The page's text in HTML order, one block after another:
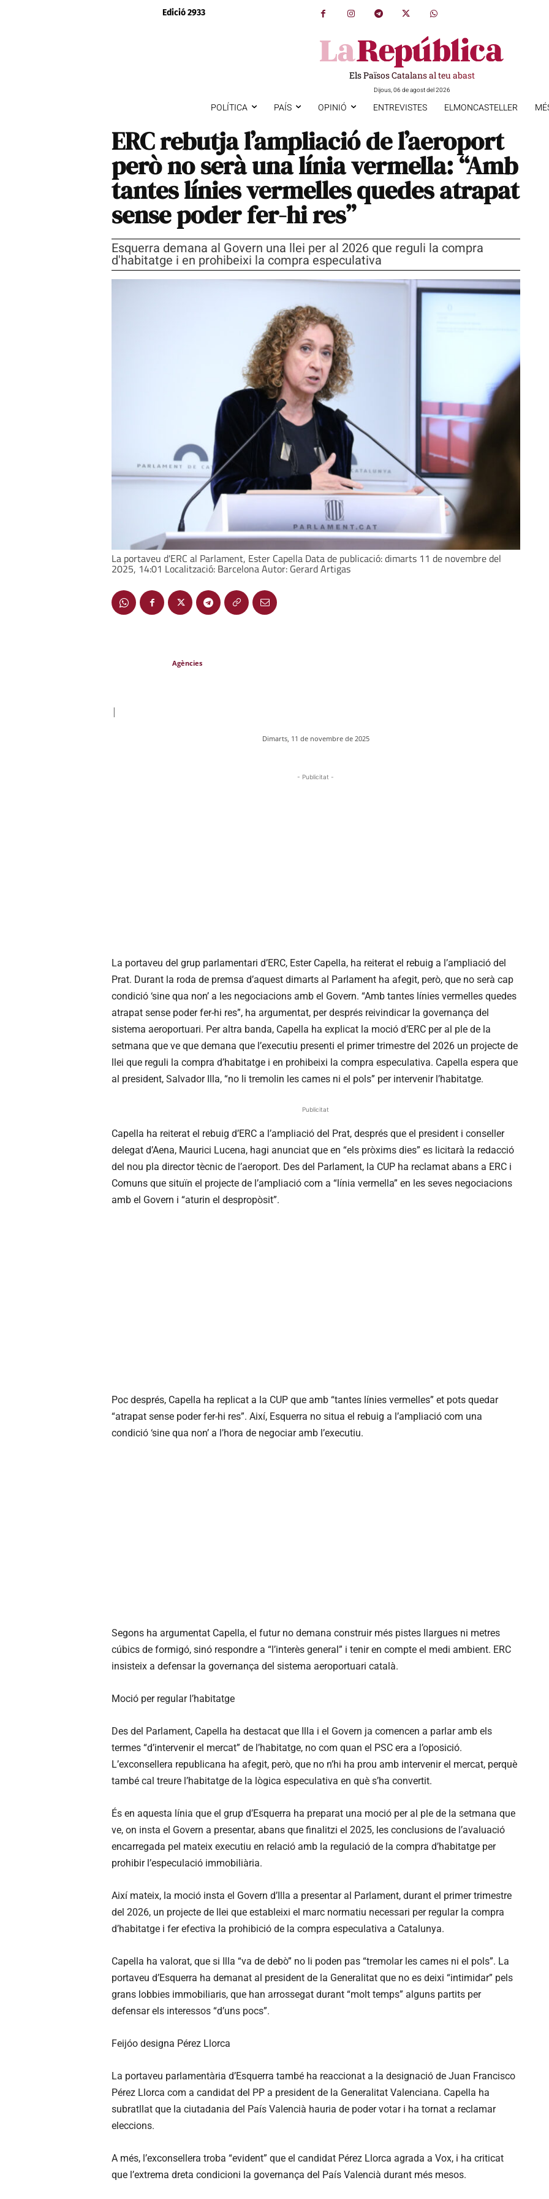
Edició 2933
Els Països Catalans al teu abast
Dijous, 06 de agost del 2026
POLÍTICA PAÍS OPINIÓ ENTREVISTES ELMONCASTELLER
ERC rebutja l’ampliació de l’aeroport
però no serà una línia vermella: “Amb
tantes línies vermelles quedes atrapat
sense poder fer-hi res”
Esquerra demana al Govern una llei per al 2026 que reguli la compra
d'habitatge i en prohibeixi la compra especulativa
La portaveu d'ERC al Parlament, Ester Capella Data de publicació: dimarts 11 de novembre del
2025, 14:01 Localització: Barcelona Autor: Gerard Artigas
Agències
|
Dimarts, 11 de novembre de 2025
- Publicitat -
La portaveu del grup parlamentari d’ERC, Ester Capella, ha reiterat el rebuig a l’ampliació del
Prat. Durant la roda de premsa d’aquest dimarts al Parlament ha afegit, però, que no serà cap
condició ‘sine qua non’ a les negociacions amb el Govern. “Amb tantes línies vermelles quedes
atrapat sense poder fer-hi res”, ha argumentat, per després reivindicar la governança del
sistema aeroportuari. Per altra banda, Capella ha explicat la moció d’ERC per al ple de la
setmana que ve que demana que l’executiu presenti el primer trimestre del 2026 un projecte de
llei que reguli la compra d’habitatge i en prohibeixi la compra especulativa. Capella espera que
al president, Salvador Illa, “no li tremolin les cames ni el pols” per intervenir l’habitatge.
Publicitat
Capella ha reiterat el rebuig d’ERC a l’ampliació del Prat, després que el president i conseller
delegat d’Aena, Maurici Lucena, hagi anunciat que en “els pròxims dies” es licitarà la redacció
del nou pla director tècnic de l’aeroport. Des del Parlament, la CUP ha reclamat abans a ERC i
Comuns que situïn el projecte de l’ampliació com a “línia vermella” en les seves negociacions
amb el Govern i “aturin el despropòsit”.
Poc després, Capella ha replicat a la CUP que amb “tantes línies vermelles” et pots quedar
“atrapat sense poder fer-hi res”. Així, Esquerra no situa el rebuig a l’ampliació com una
condició ‘sine qua non’ a l’hora de negociar amb l’executiu.
Segons ha argumentat Capella, el futur no demana construir més pistes llargues ni metres
cúbics de formigó, sinó respondre a “l’interès general” i tenir en compte el medi ambient. ERC
insisteix a defensar la governança del sistema aeroportuari català.
Moció per regular l’habitatge
Des del Parlament, Capella ha destacat que Illa i el Govern ja comencen a parlar amb els
termes “d’intervenir el mercat” de l’habitatge, no com quan el PSC era a l’oposició.
L’exconsellera republicana ha afegit, però, que no n’hi ha prou amb intervenir el mercat, perquè
també cal treure l’habitatge de la lògica especulativa en què s’ha convertit.
És en aquesta línia que el grup d’Esquerra ha preparat una moció per al ple de la setmana que
ve, on insta el Govern a presentar, abans que finalitzi el 2025, les conclusions de l’avaluació
encarregada pel mateix executiu en relació amb la regulació de la compra d’habitatge per
prohibir l’especulació immobiliària.
Així mateix, la moció insta el Govern d’Illa a presentar al Parlament, durant el primer trimestre
del 2026, un projecte de llei que estableixi el marc normatiu necessari per regular la compra
d’habitatge i fer efectiva la prohibició de la compra especulativa a Catalunya.
Capella ha valorat, que si Illa “va de debò” no li poden pas “tremolar les cames ni el pols”. La
portaveu d’Esquerra ha demanat al president de la Generalitat que no es deixi “intimidar” pels
grans lobbies immobiliaris, que han arrossegat durant “molt temps” alguns partits per
defensar els interessos “d’uns pocs”.
Feijóo designa Pérez Llorca
La portaveu parlamentària d’Esquerra també ha reaccionat a la designació de Juan Francisco
Pérez Llorca com a candidat del PP a president de la Generalitat Valenciana. Capella ha
subratllat que la ciutadania del País Valencià hauria de poder votar i ha tornat a reclamar
eleccions.
A més, l’exconsellera troba “evident” que el candidat Pérez Llorca agrada a Vox, i ha criticat
que l’extrema dreta condicioni la governança del País Valencià durant més mesos.